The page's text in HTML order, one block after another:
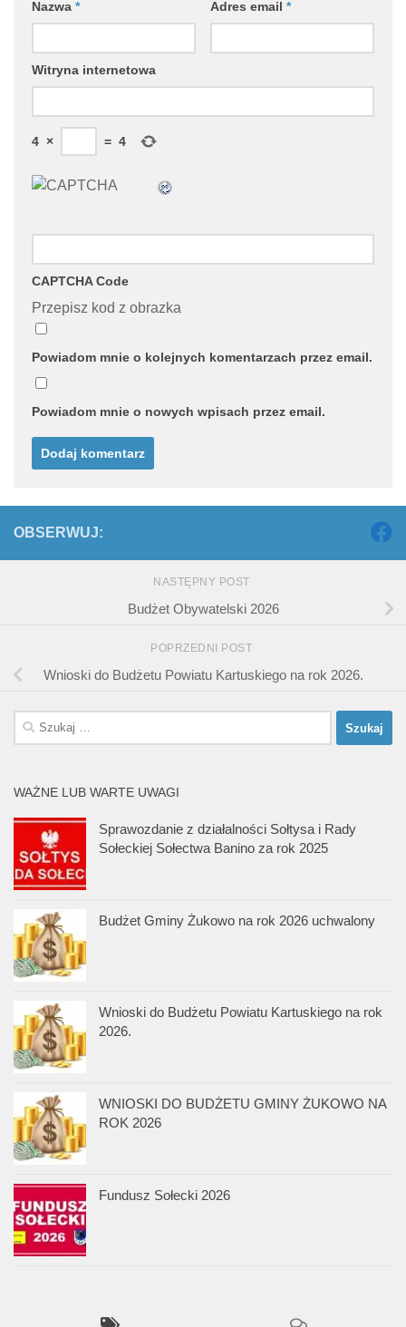
Nazwa * Adres email *
Witryna internetowa
4 × = 4
CAPTCHA Code
Przepisz kod z obrazka
Powiadom mnie o kolejnych komentarzach przez email.
Powiadom mnie o nowych wpisach przez email.
OBSERWUJ:
NASTĘPNY POST
Budżet Obywatelski 2026
POPRZEDNI POST
Wnioski do Budżetu Powiatu Kartuskiego na rok 2026.
Szukaj:
WAŻNE LUB WARTE UWAGI
Sprawozdanie z działalności Sołtysa i Rady
Sołeckiej Sołectwa Banino za rok 2025
Budżet Gminy Żukowo na rok 2026 uchwalony
Wnioski do Budżetu Powiatu Kartuskiego na rok
2026.
WNIOSKI DO BUDŻETU GMINY ŻUKOWO NA
ROK 2026
Fundusz Sołecki 2026